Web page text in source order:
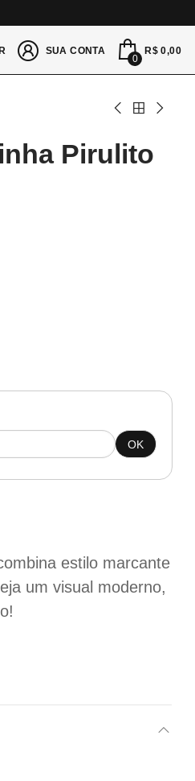
SUA CONTA
0
R$ 0,00
Pirulito
OK
estilo marcante
um visual moderno,